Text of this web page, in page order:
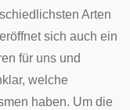
Arten
sich auch ein
für uns und
welche
haben. Um die